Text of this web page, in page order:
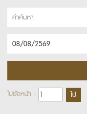
ไปยังหน้า :